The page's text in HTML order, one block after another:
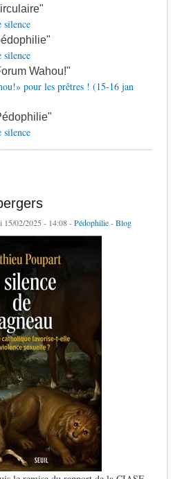
silence
silence
Wahou!"
pour les prêtres ! (15-16 jan
silence
15/02/2025 - 14:08 -Pédophilie-Blog